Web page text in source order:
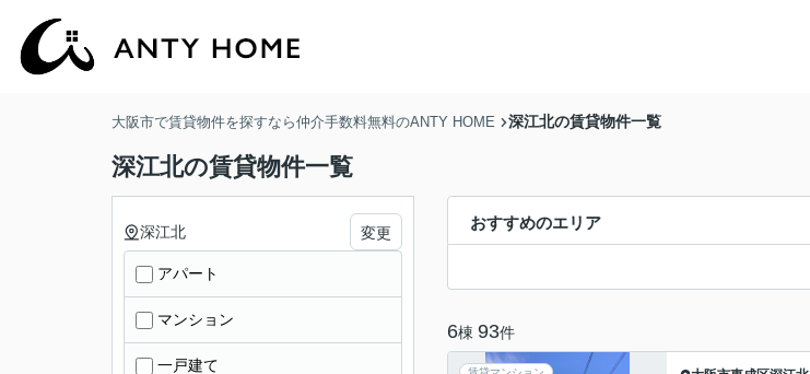
大阪市で賃貸物件を探すなら仲介手数料無料のANTY HOME 深江北の賃貸物件一覧
深江北の賃貸物件一覧
おすすめのエリア
6棟 93件
深江北 変更
アパート
マンション
一戸建て